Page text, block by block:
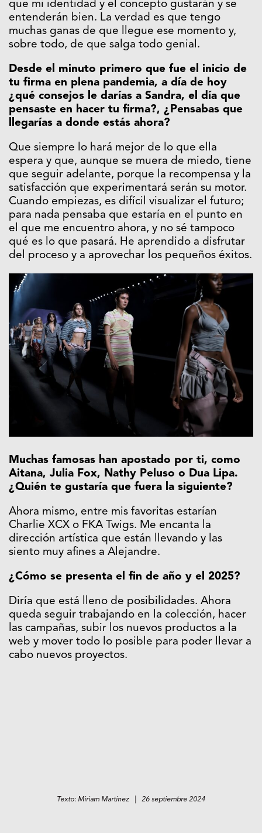
que mi identidad y el concepto gustarán y se
entenderán bien. La verdad es que tengo
muchas ganas de que llegue ese momento y,
sobre todo, de que salga todo genial.
Desde el minuto primero que fue el inicio de
tu firma en plena pandemia, a día de hoy
¿qué consejos le darías a Sandra, el día que
pensaste en hacer tu firma?, ¿Pensabas que
llegarías a donde estás ahora?
Que siempre lo hará mejor de lo que ella
espera y que, aunque se muera de miedo, tiene
que seguir adelante, porque la recompensa y la
satisfacción que experimentará serán su motor.
Cuando empiezas, es difícil visualizar el futuro;
para nada pensaba que estaría en el punto en
el que me encuentro ahora, y no sé tampoco
qué es lo que pasará. He aprendido a disfrutar
del proceso y a aprovechar los pequeños éxitos.
Muchas famosas han apostado por ti, como
Aitana, Julia Fox, Nathy Peluso o Dua Lipa.
¿Quién te gustaría que fuera la siguiente?
Ahora mismo, entre mis favoritas estarían
Charlie XCX o FKA Twigs. Me encanta la
dirección artística que están llevando y las
siento muy afines a Alejandre.
¿Cómo se presenta el fin de año y el 2025?
Diría que está lleno de posibilidades. Ahora
queda seguir trabajando en la colección, hacer
las campañas, subir los nuevos productos a la
web y mover todo lo posible para poder llevar a
cabo nuevos proyectos.
Texto: Miriam Martinez | 26 septiembre 2024